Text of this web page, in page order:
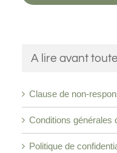
A lire avant
Clause de non-
Conditions générales
Politique de